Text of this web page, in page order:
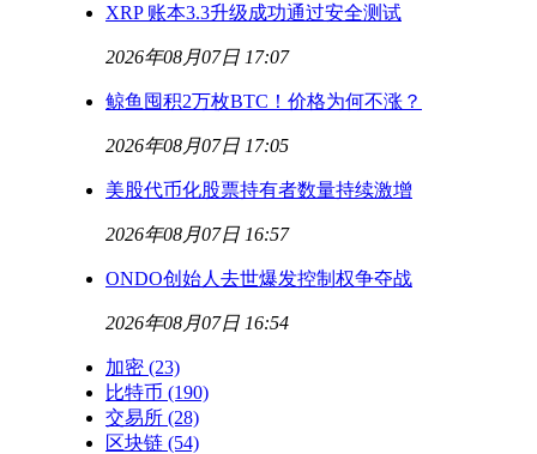
XRP 账本3.3升级成功通过安全测试
2026年08月07日 17:07
鲸鱼囤积2万枚BTC！价格为何不涨？
2026年08月07日 17:05
美股代币化股票持有者数量持续激增
2026年08月07日 16:57
ONDO创始人去世爆发控制权争夺战
2026年08月07日 16:54
加密 (23)
比特币 (190)
交易所 (28)
区块链 (54)